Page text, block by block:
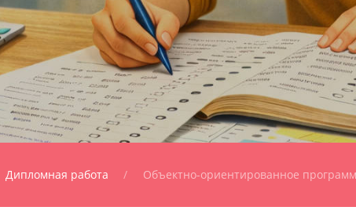
Дипломная работа Объектно-ориентированное